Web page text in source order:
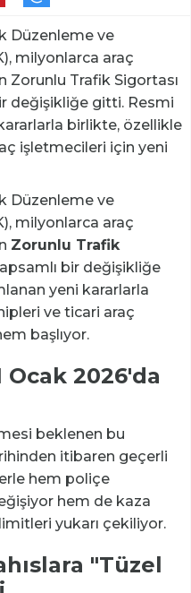
Düzenleme ve
milyonlarca araç
Zorunlu Trafik Sigortası
değişikliğe gitti. Resmi
birlikte, özellikle
işletmecileri için yeni
Düzenleme ve
milyonlarca araç
Zorunlu Trafik
bir değişikliğe
yeni kararlarla
ve ticari araç
başlıyor.
2026'da
beklenen bu
itibaren geçerli
hem poliçe
hem de kaza
yukarı çekiliyor.
"Tüzel